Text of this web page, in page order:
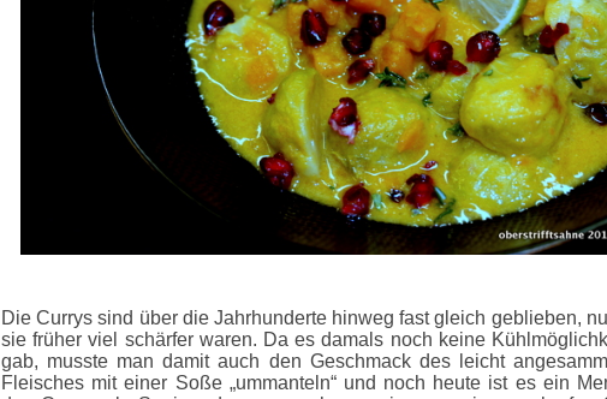
Die Currys sind über die Jahrhunderte hinweg fast gleich geblieben,
sie früher viel schärfer waren. Da es damals noch keine
gab, musste man damit auch den Geschmack des leicht
Fleisches mit einer Soße „ummanteln“ und noch heute ist es ein